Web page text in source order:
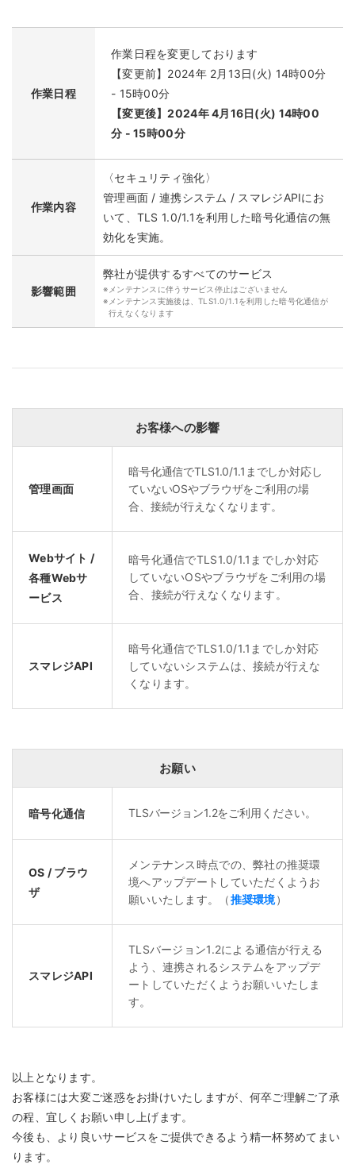
作業日程
作業日程を変更しております
【変更前】2024年 2月13日(火) 14時00分
- 15時00分
【変更後】2024年 4月16日(火) 14時00
分 - 15時00分
作業内容
〈セキュリティ強化〉
管理画面 / 連携システム / スマレジAPIにお
いて、TLS 1.0/1.1を利用した暗号化通信の無
効化を実施。
影響範囲
弊社が提供するすべてのサービス
※ メンテナンスに伴うサービス停止はございません
※ メンテナンス実施後は、TLS1.0/1.1を利用した暗号化通信が
行えなくなります
お客様への影響
管理画面
暗号化通信でTLS1.0/1.1までしか対応し
ていないOSやブラウザをご利用の場
合、接続が行えなくなります。
Webサイト /
各種Webサ
ービス
暗号化通信でTLS1.0/1.1までしか対応
していないOSやブラウザをご利用の場
合、接続が行えなくなります。
スマレジAPI
暗号化通信でTLS1.0/1.1までしか対応
していないシステムは、接続が行えな
くなります。
お願い
暗号化通信 TLSバージョン1.2をご利用ください。
OS / ブラウ
ザ
メンテナンス時点での、弊社の推奨環
境へアップデートしていただくようお
願いいたします。（推奨環境）
スマレジAPI
TLSバージョン1.2による通信が行える
よう、連携されるシステムをアップデ
ートしていただくようお願いいたしま
す。
以上となります。
お客様には大変ご迷惑をお掛けいたしますが、何卒ご理解ご了承
の程、宜しくお願い申し上げます。
今後も、より良いサービスをご提供できるよう精一杯努めてまい
ります。